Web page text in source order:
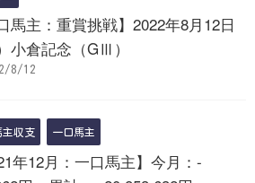
馬主：重賞挑戦】2022年8月12日
小倉記念（GⅢ）
8/12
主収支 一口馬主
年12月：一口馬主】今月：-